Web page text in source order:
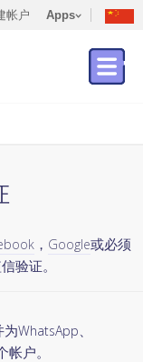
帐户 Apps
， Google或必须
验证。
WhatsApp、
户。